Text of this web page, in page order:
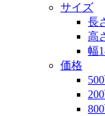
サイズ
長
高
幅
価格